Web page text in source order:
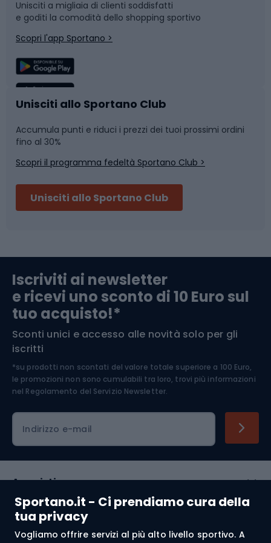
Sportano.it - Ci prendiamo cura della
tua privacy
Vogliamo offrire servizi al più alto livello sportivo. A
Corsa
Sport di squadra
Caschi da ciclismo
Skitouring
Abbigliamento da escursionismo
Snowboard
Camminata nordica
Nuoto
Pattinaggio
Componenti per biciclette
Arrampicata
Medicina dello sport
Abbigliamento ciclistico
Unisciti a migliaia di clienti soddisfatti
e goditi la comodità dello shopping sportivo
Scopri l'app Sportano >
Unisciti allo Sportano Club
Accumula punti e riduci i prezzi dei tuoi prossimi ordini
fino al 30%
Scopri il programma fedeltà Sportano Club >
Unisciti allo Sportano Club
Iscriviti ai newsletter
e ricevi uno sconto di 10 Euro sul
tuo acquisto!*
Sconti unici e accesso alle novità solo per gli
iscritti
*su prodotti non scontati del valore totale superiore a 100 Euro,
le promozioni non sono cumulabili tra loro, trovi più informazioni
nel Regolamento del Servizio Newsletter.
Indirizzo e-mail
Acquisti
Servizio clienti